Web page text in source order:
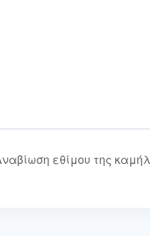
εθίμου της